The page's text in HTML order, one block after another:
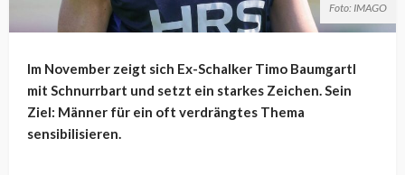
Foto: IMAGO
Im November zeigt sich Ex-Schalker Timo Baumgartl
mit Schnurrbart und setzt ein starkes Zeichen. Sein
Ziel: Männer für ein oft verdrängtes Thema
sensibilisieren.